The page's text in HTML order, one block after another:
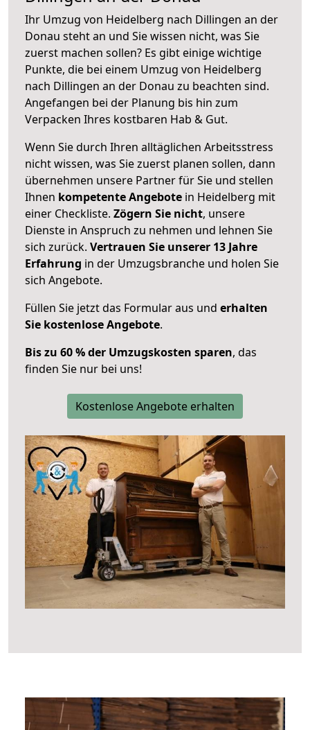
Ihr Umzug von Heidelberg nach Dillingen an der
Donau steht an und Sie wissen nicht, was Sie
zuerst machen sollen? Es gibt einige wichtige
Punkte, die bei einem Umzug von Heidelberg
nach Dillingen an der Donau zu beachten sind.
Angefangen bei der Planung bis hin zum
Verpacken Ihres kostbaren Hab & Gut.
Wenn Sie durch Ihren alltäglichen Arbeitsstress
nicht wissen, was Sie zuerst planen sollen, dann
übernehmen unsere Partner für Sie und stellen
Ihnen kompetente Angebote in Heidelberg mit
einer Checkliste. Zögern Sie nicht, unsere
Dienste in Anspruch zu nehmen und lehnen Sie
sich zurück. Vertrauen Sie unserer 13 Jahre
Erfahrung in der Umzugsbranche und holen Sie
sich Angebote.
Füllen Sie jetzt das Formular aus und erhalten
Sie kostenlose Angebote.
Bis zu 60 % der Umzugskosten sparen, das
finden Sie nur bei uns!
Kostenlose Angebote erhalten